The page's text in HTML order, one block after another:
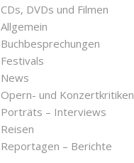
CDs, DVDs und Filmen
Allgemein
Buchbesprechungen
Festivals
News
Opern- und Konzertkritiken
Porträts – Interviews
Reisen
Reportagen – Berichte